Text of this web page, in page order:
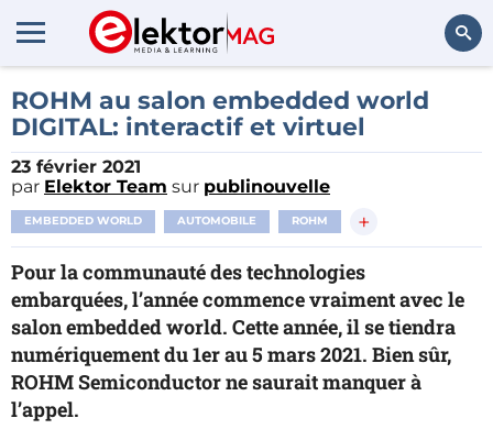
Rechercher
ROHM au salon embedded world
DIGITAL: interactif et virtuel
23 février 2021
par Elektor Team sur publinouvelle
EMBEDDED WORLD AUTOMOBILE ROHM
+
Pour la communauté des technologies
embarquées, l’année commence vraiment avec le
salon embedded world. Cette année, il se tiendra
numériquement du 1er au 5 mars 2021. Bien sûr,
ROHM Semiconductor ne saurait manquer à
l’appel.